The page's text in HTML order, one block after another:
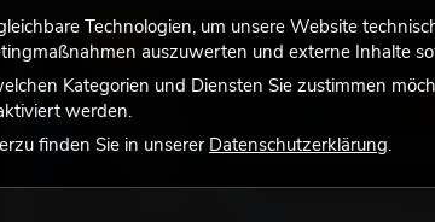
LICHT
Technologien, um unsere Website
auszuwerten und externe Inhalte
Kategorien und Diensten Sie zustimmen
werden.
finden Sie in unserer Datenschutzerklärung.